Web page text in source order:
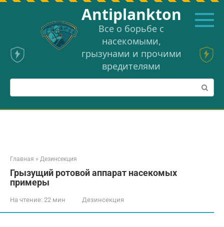
Перейти
Аntiplankton
Все о борьбе с
насекомыми,
грызунами и прочими
вредителями
Поиск:
Главная » Дезинсекция
Грызущий ротовой аппарат насекомых
примеры
На чтение: 22 мин Дезинсекция